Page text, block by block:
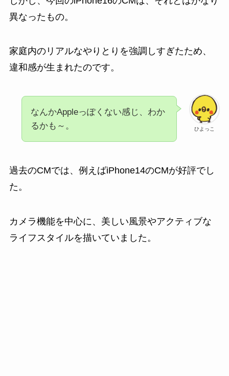
異なったもの。
家庭内のリアルなやりとりを強調しすぎたため、
違和感が生まれたのです。
ひよっこ
なんかAppleっぽくない感じ、わか
るかも～。
過去のCMでは、例えばiPhone14のCMが好評でし
た。
カメラ機能を中心に、美しい風景やアクティブな
ライフスタイルを描いていました。